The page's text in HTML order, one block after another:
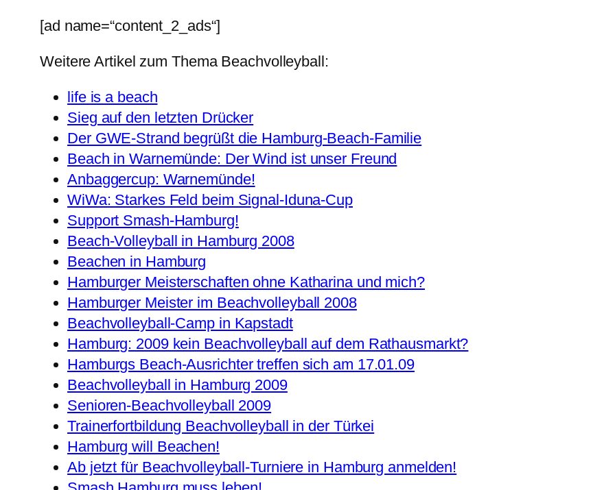
[ad name=“content_2_ads“]
Weitere Artikel zum Thema Beachvolleyball:
life is a beach
Sieg auf den letzten Drücker
Der GWE-Strand begrüßt die Hamburg-Beach-Familie
Beach in Warnemünde: Der Wind ist unser Freund
Anbaggercup: Warnemünde!
WiWa: Starkes Feld beim Signal-Iduna-Cup
Support Smash-Hamburg!
Beach-Volleyball in Hamburg 2008
Beachen in Hamburg
Hamburger Meisterschaften ohne Katharina und mich?
Hamburger Meister im Beachvolleyball 2008
Beachvolleyball-Camp in Kapstadt
Hamburg: 2009 kein Beachvolleyball auf dem Rathausmarkt?
Hamburgs Beach-Ausrichter treffen sich am 17.01.09
Beachvolleyball in Hamburg 2009
Senioren-Beachvolleyball 2009
Trainerfortbildung Beachvolleyball in der Türkei
Hamburg will Beachen!
Ab jetzt für Beachvolleyball-Turniere in Hamburg anmelden!